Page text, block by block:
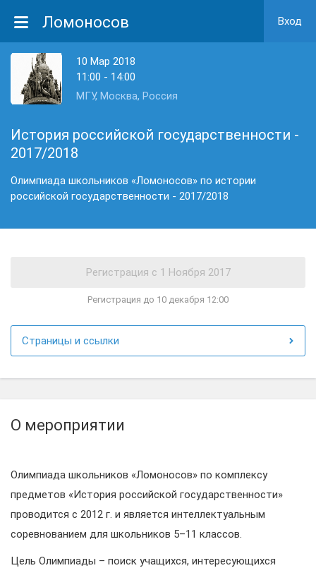
Ломоносов Вход
10 Мар 2018
11:00 - 14:00
МГУ, Москва, Россия
История российской государственности -
2017/2018
Олимпиада школьников «Ломоносов» по истории
российской государственности - 2017/2018
Регистрация до 10 декабря 12:00
Страницы и ссылки
О мероприятии
Олимпиада школьников «Ломоносов» по комплексу
предметов «История российской государственности»
проводится с 2012 г. и является интеллектуальным
соревнованием для школьников 5–11 классов.
Цель Олимпиады – поиск учащихся, интересующихся